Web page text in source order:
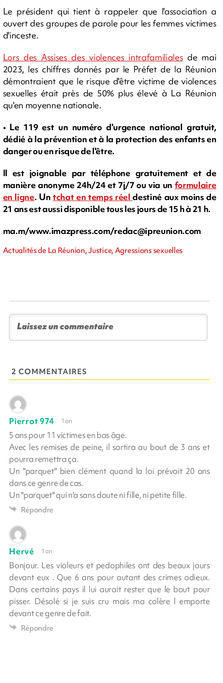
Le président qui tient à rappeler que l'association a
ouvert des groupes de parole pour les femmes victimes
d'inceste.
Lors des Assises des violences intrafamilialesde mai
2023, les chiffres donnés par le Préfet de la Réunion
démontraient que le risque d'être victime de violences
sexuelles était près de 50% plus élevé à La Réunion
qu'en moyenne nationale.
• Le 119 est un numéro d'urgence national gratuit,
dédié à la prévention et à la protection des enfants en
danger ou en risque de l'être.
Il est joignable par téléphone gratuitement et de
manière anonyme 24h/24 et 7j/7 ou via un formulaire
en ligne. Untchat en temps réeldestiné aux moins de
21 ans est aussi disponible tous les jours de 15 h à 21 h.
ma.m/www.imazpress.com/redac@ipreunion.com
Actualités de La Réunion, Justice, Agressions sexuelles
2 COMMENTAIRES
Pierrot 974 1 an
5 ans pour 11 victimes en bas âge.
Avec les remises de peine, il sortira au bout de 3 ans et
pourra remettra ça.
Un "parquet" bien clément quand la loi prévoit 20 ans
dans ce genre de cas.
Un "parquet" qui n'a sans doute ni fille, ni petite fille.
Répondre
Hervé 1 an
Bonjour. Les violeurs et pedophiles ont des beaux jours
devant eux . Que 6 ans pour autant des crimes odieux.
Dans certains pays il lui aurait rester que le bout pour
pisser. Désolé si je suis cru mais ma colère l emporte
devant ce genre de fait.
Répondre